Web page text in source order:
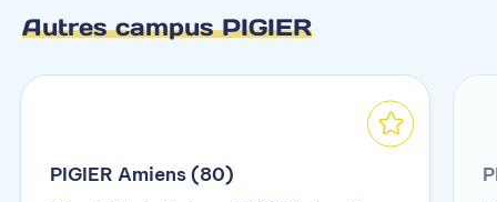
Autres campus PIGIER
PIGIER Amiens (80)